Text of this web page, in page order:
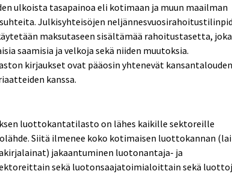
ulkoista tasapainoa eli kotimaan ja muun maailman
Julkisyhteisöjen
maksutaseen sisältämää rahoitustasetta, joka
saamisia ja velkoja sekä niiden muutoksia.
kirjaukset ovat pääosin yhtenevät kansantalouden
kanssa.
luottokantatilasto on lähes kaikille sektoreille
Siitä ilmenee koko kotimaisen luottokannan
jakaantuminen luotonantaja- ja
sekä luotonsaajatoimialoittain sekä